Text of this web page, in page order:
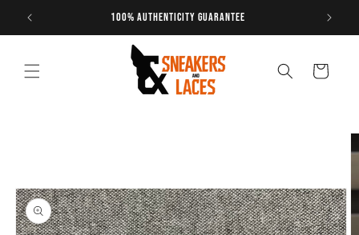
Skip to
content
100% authenticity guarantee
Cart